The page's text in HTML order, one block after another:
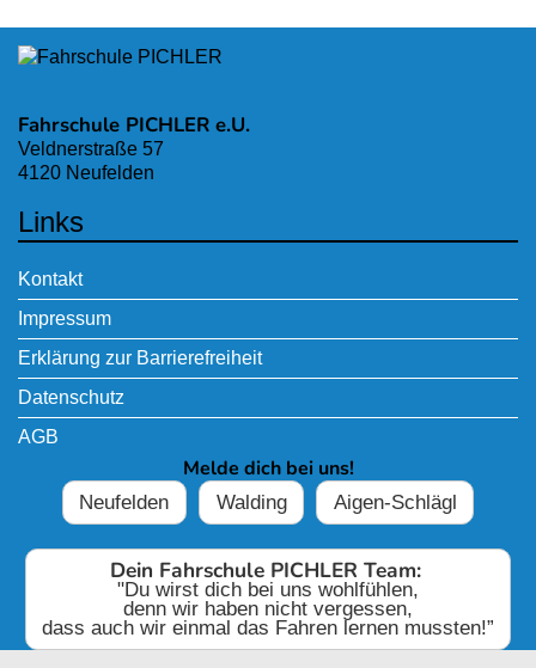
Fahrschule PICHLER e.U.
Veldnerstraße 57
4120 Neufelden
Links
Kontakt
Impressum
Erklärung zur Barrierefreiheit
Datenschutz
AGB
Melde dich bei uns!
Neufelden Walding Aigen-Schlägl
Dein Fahrschule PICHLER Team:
"Du wirst dich bei uns wohlfühlen,
denn wir haben nicht vergessen,
dass auch wir einmal das Fahren lernen mussten!”